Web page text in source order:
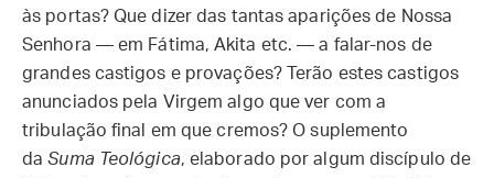
às portas? Que dizer das tantas aparições de Nossa
Senhora — em Fátima, Akita etc. —a falar-nos de
grandes castigos e provações? Terão estes castigos
anunciados pela Virgem algo que ver com a
tribulação final em que cremos? O suplemento
daSuma Teológica, elaborado por algum discípulo de